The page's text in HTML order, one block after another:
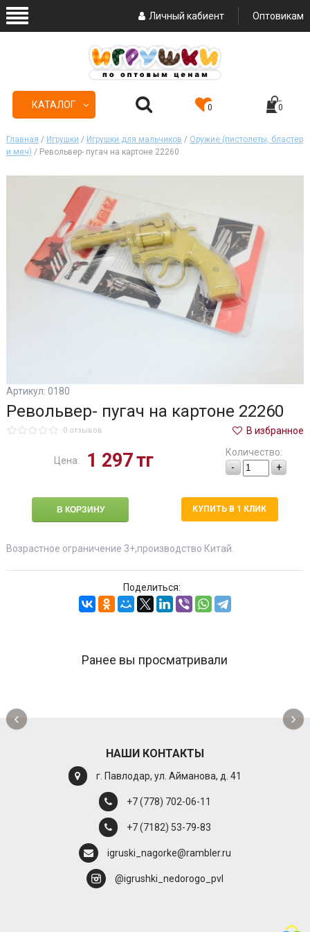
Личный кабиент Оптовикам
КАТАЛОГ 0 0
Главная / Игрушки / Игрушки для мальчиков / Оружие (пистолеты, бластер
и меч) / Револьвер- пугач на картоне 22260
Артикул: 0180
Револьвер- пугач на картоне 22260
0 отзывов В избранное
Цена: 1 297тг
Количество:
-
+
КУПИТЬ В 1 КЛИК
Возрастное ограничение 3+,производство Китай.
Поделиться:
Ранее вы просматривали
‹ ›
НАШИ КОНТАКТЫ
г. Павлодар, ул. Айманова, д. 41
+7 (778) 702-06-11
+7 (7182) 53-79-83
igruski_nagorke@rambler.ru
@igrushki_nedorogo_pvl